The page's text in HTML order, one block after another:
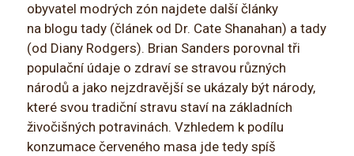
obyvatel modrých zón najdete další články
na blogu tady (článek od Dr. Cate Shanahan) a tady
(od Diany Rodgers). Brian Sanders porovnal tři
populační údaje o zdraví se stravou různých
národů a jako nejzdravější se ukázaly být národy,
které svou tradiční stravu staví na základních
živočišných potravinách. Vzhledem k podílu
konzumace červeného masa jde tedy spíš